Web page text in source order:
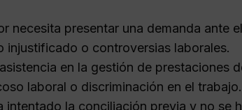
necesita presentar una demanda ante
injustificado o controversias laborales.
en la gestión de prestaciones
laboral o discriminación en el trabajo.
intentado la conciliación previa y no se